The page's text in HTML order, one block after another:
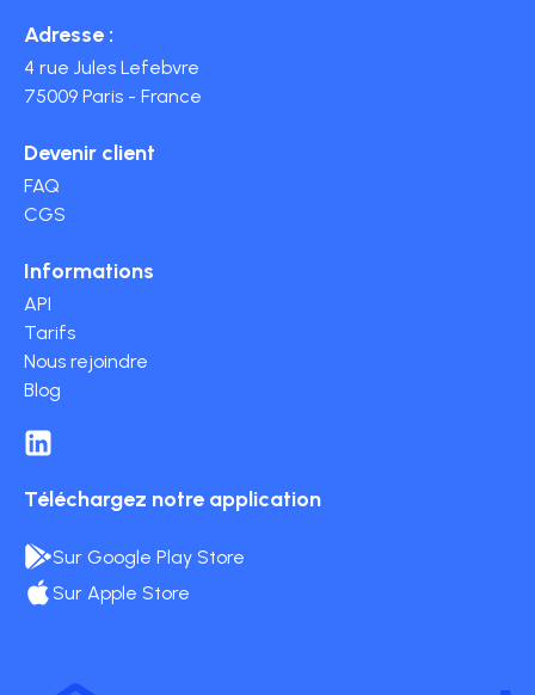
Adresse :
4 rue Jules Lefebvre
75009 Paris - France
Devenir client
FAQ
CGS
Informations
API
Tarifs
Nous rejoindre
Blog
Téléchargez notre application
Sur Google Play Store
Sur Apple Store